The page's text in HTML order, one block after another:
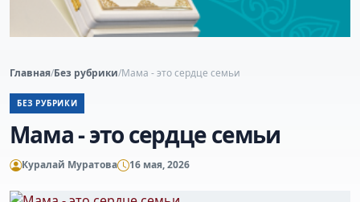
Главная/Без рубрики/Мама - это сердце семьи
БЕЗ РУБРИКИ
Мама - это сердце семьи
Куралай Муратова 16 мая, 2026